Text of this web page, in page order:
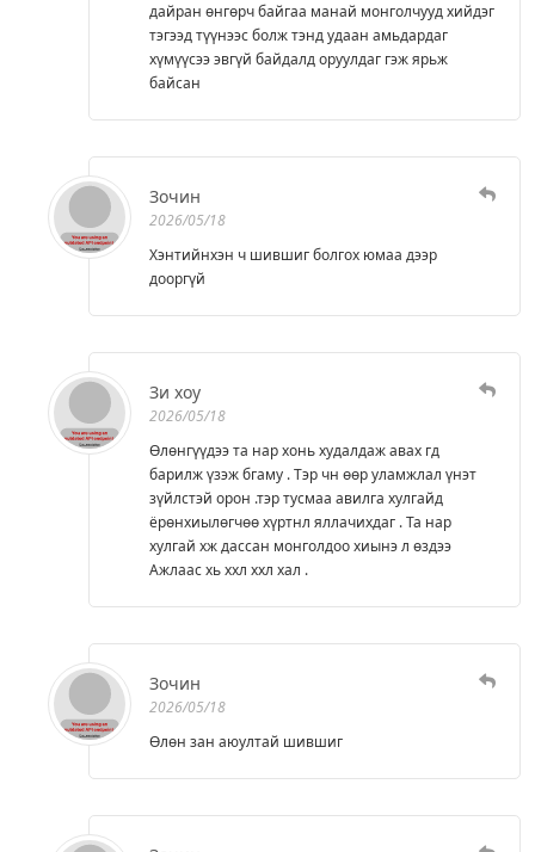
дайран өнгөрч байгаа манай монголчууд хийдэг
тэгээд түүнээс болж тэнд удаан амьдардаг
хүмүүсээ эвгүй байдалд оруулдаг гэж ярьж
байсан
Зочин
2026/05/18
Хэнтийнхэн ч шившиг болгох юмаа дээр
дооргүй
Зи хоу
2026/05/18
Өлөнгүүдээ та нар хонь худалдаж авах гд
барилж үзэж бгаму . Тэр чн өөр уламжлал үнэт
зүйлстэй орон .тэр тусмаа авилга хулгайд
ёрөнхиылөгчөө хүртнл яллачихдаг . Та нар
хулгай хж дассан монголдоо хиынэ л өздээ
Ажлаас хь ххл ххл хал .
Зочин
2026/05/18
Өлөн зан аюултай шившиг